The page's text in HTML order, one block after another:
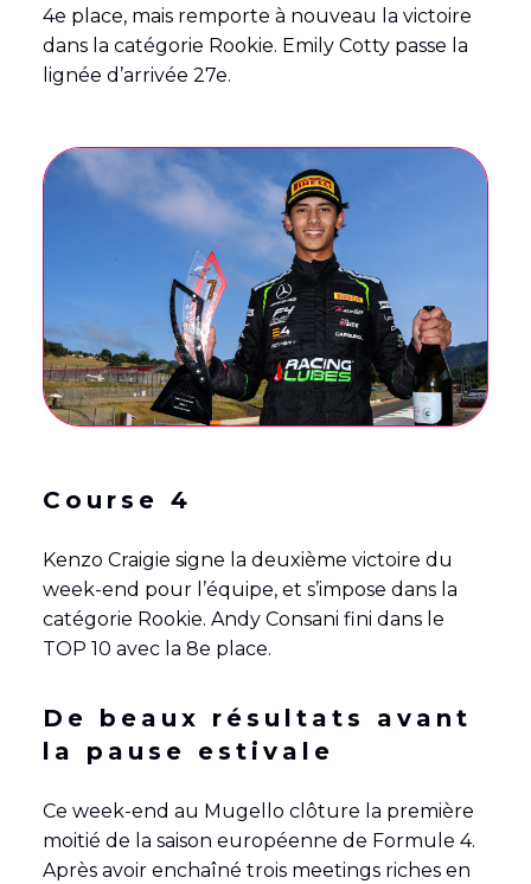
4e place, mais remporte à nouveau la victoire
dans la catégorie Rookie. Emily Cotty passe la
lignée d’arrivée 27e.
Course 4
Kenzo Craigie signe la deuxième victoire du
week-end pour l’équipe, et s’impose dans la
catégorie Rookie. Andy Consani fini dans le
TOP 10 avec la 8e place.
De beaux résultats avant
la pause estivale
Ce week-end au Mugello clôture la première
moitié de la saison européenne de Formule 4.
Après avoir enchaîné trois meetings riches en